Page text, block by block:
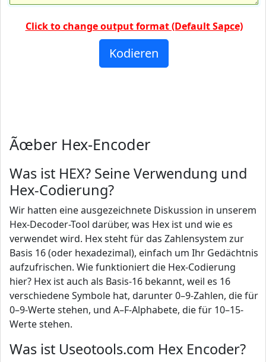
Click to change output format (Default Sapce)
Ãœber Hex-Encoder
Was ist HEX? Seine Verwendung und
Hex-Codierung?
Wir hatten eine ausgezeichnete Diskussion in unserem
Hex-Decoder-Tool darüber, was Hex ist und wie es
verwendet wird. Hex steht für das Zahlensystem zur
Basis 16 (oder hexadezimal), einfach um Ihr Gedächtnis
aufzufrischen. Wie funktioniert die Hex-Codierung
hier? Hex ist auch als Basis-16 bekannt, weil es 16
verschiedene Symbole hat, darunter 0–9-Zahlen, die für
0–9-Werte stehen, und A–F-Alphabete, die für 10–15-
Werte stehen.
Was ist Useotools.com Hex Encoder?